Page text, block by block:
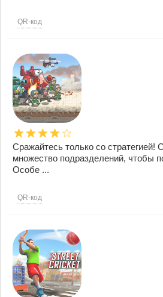
QR-код
Сражайтесь только со стратегией!
множество подразделений, чтобы
Особе ...
QR-код